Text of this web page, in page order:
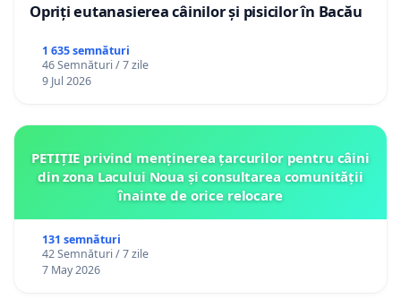
Opriți eutanasierea câinilor și pisicilor în Bacău
1 635 semnături
46 Semnături / 7 zile
9 Jul 2026
PETIȚIE privind menținerea țarcurilor pentru câini
din zona Lacului Noua și consultarea comunității
înainte de orice relocare
131 semnături
42 Semnături / 7 zile
7 May 2026